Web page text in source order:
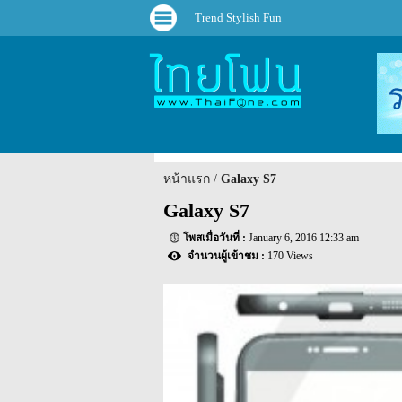
Trend Stylish Fun
หน้าแรก Galaxy S7
Galaxy S7
January 6, 2016 12:33 am
170 Views